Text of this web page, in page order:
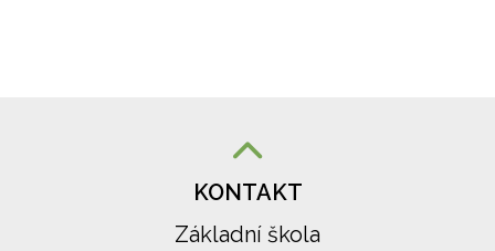
KONTAKT
Základní škola